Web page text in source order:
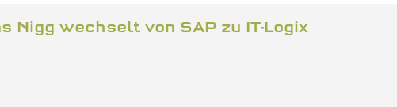
Nigg wechselt von SAP zu IT-Logix